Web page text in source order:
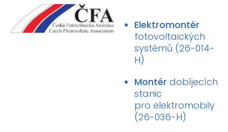
Elektromontér
fotovoltaických
systémů (26-014-
H)
Montér dobíjecích
stanic
pro elektromobily
(26-036-H)